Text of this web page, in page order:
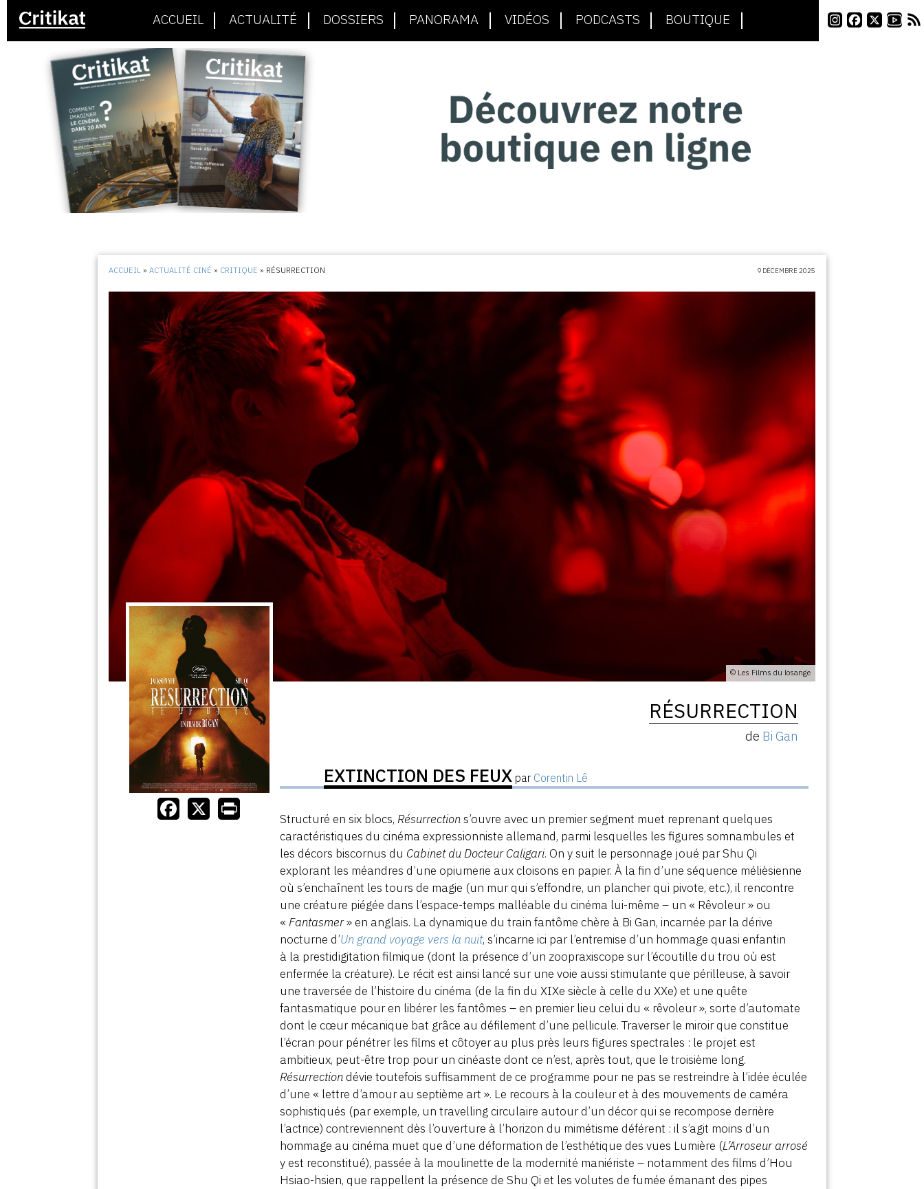
ACCUEIL ACTUALITÉ DOSSIERS PANORAMA VIDÉOS PODCASTS BOUTIQUE
ACCUEIL »ACTUALITÉ CINÉ » CRITIQUE » RÉSURRECTION 9 DÉCEMBRE 2025
© Les Films du losange
RÉSURRECTION
de Bi Gan
EXTINCTION DES FEUX par Corentin Lê
Structuré en six blocs,Résurrections’ouvre avec un premier segment muet reprenant quelques
caractéristiques du cinéma expressionniste allemand, parmi lesquelles les figures somnambules et
les décors biscornus du Cabinet du Docteur Caligari. On y suit le personnage joué par Shu Qi
explorant les méandres d’une opiumerie aux cloisons en papier. À la fin d’une séquence mélièsienne
où s’enchaînent les tours de magie (un mur qui s’effondre, un plancher qui pivote, etc.), il rencontre
une créature piégée dans l’espace-temps malléable du cinéma lui-même – un « Rêvoleur » ou
«Fantasmer» en anglais. La dynamique du train fantôme chère à Bi Gan, incarnée par la dérive
nocturne d’Un grand voyage vers la nuit, s’incarne ici par l’entremise d’un hommage quasi enfantin
à la prestidigitation filmique (dont la présence d’un zoopraxiscope sur l’écoutille du trou où est
enfermée la créature). Le récit est ainsi lancé sur une voie aussi stimulante que périlleuse, à savoir
une traversée de l’histoire du cinéma (de la fin du XIXe siècle à celle du XXe) et une quête
fantasmatique pour en libérer les fantômes – en premier lieu celui du « rêvoleur », sorte d’automate
dont le cœur mécanique bat grâce au défilement d’une pellicule. Traverser le miroir que constitue
l’écran pour pénétrer les films et côtoyer au plus près leurs figures spectrales : le projet est
ambitieux, peut-être trop pour un cinéaste dont ce n’est, après tout, que le troisième long.
Résurrection dévie toutefois suffisamment de ce programme pour ne pas se restreindre à l’idée éculée
d’une « lettre d’amour au septième art ». Le recours à la couleur et à des mouvements de caméra
sophistiqués (par exemple, un travelling circulaire autour d’un décor qui se recompose derrière
l’actrice) contreviennent dès l’ouverture à l’horizon du mimétisme déférent : il s’agit moins d’un
hommage au cinéma muet que d’une déformation de l’esthétique des vues Lumière (L’Arroseur arrosé
y est reconstitué), passée à la moulinette de la modernité maniériste – notamment des films d’Hou
Hsiao-hsien, que rappellent la présence de Shu Qi et les volutes de fumée émanant des pipes